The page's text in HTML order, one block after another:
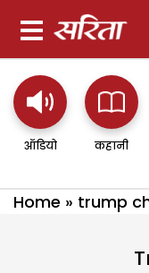
ऑडियो कहानी
Home » trump